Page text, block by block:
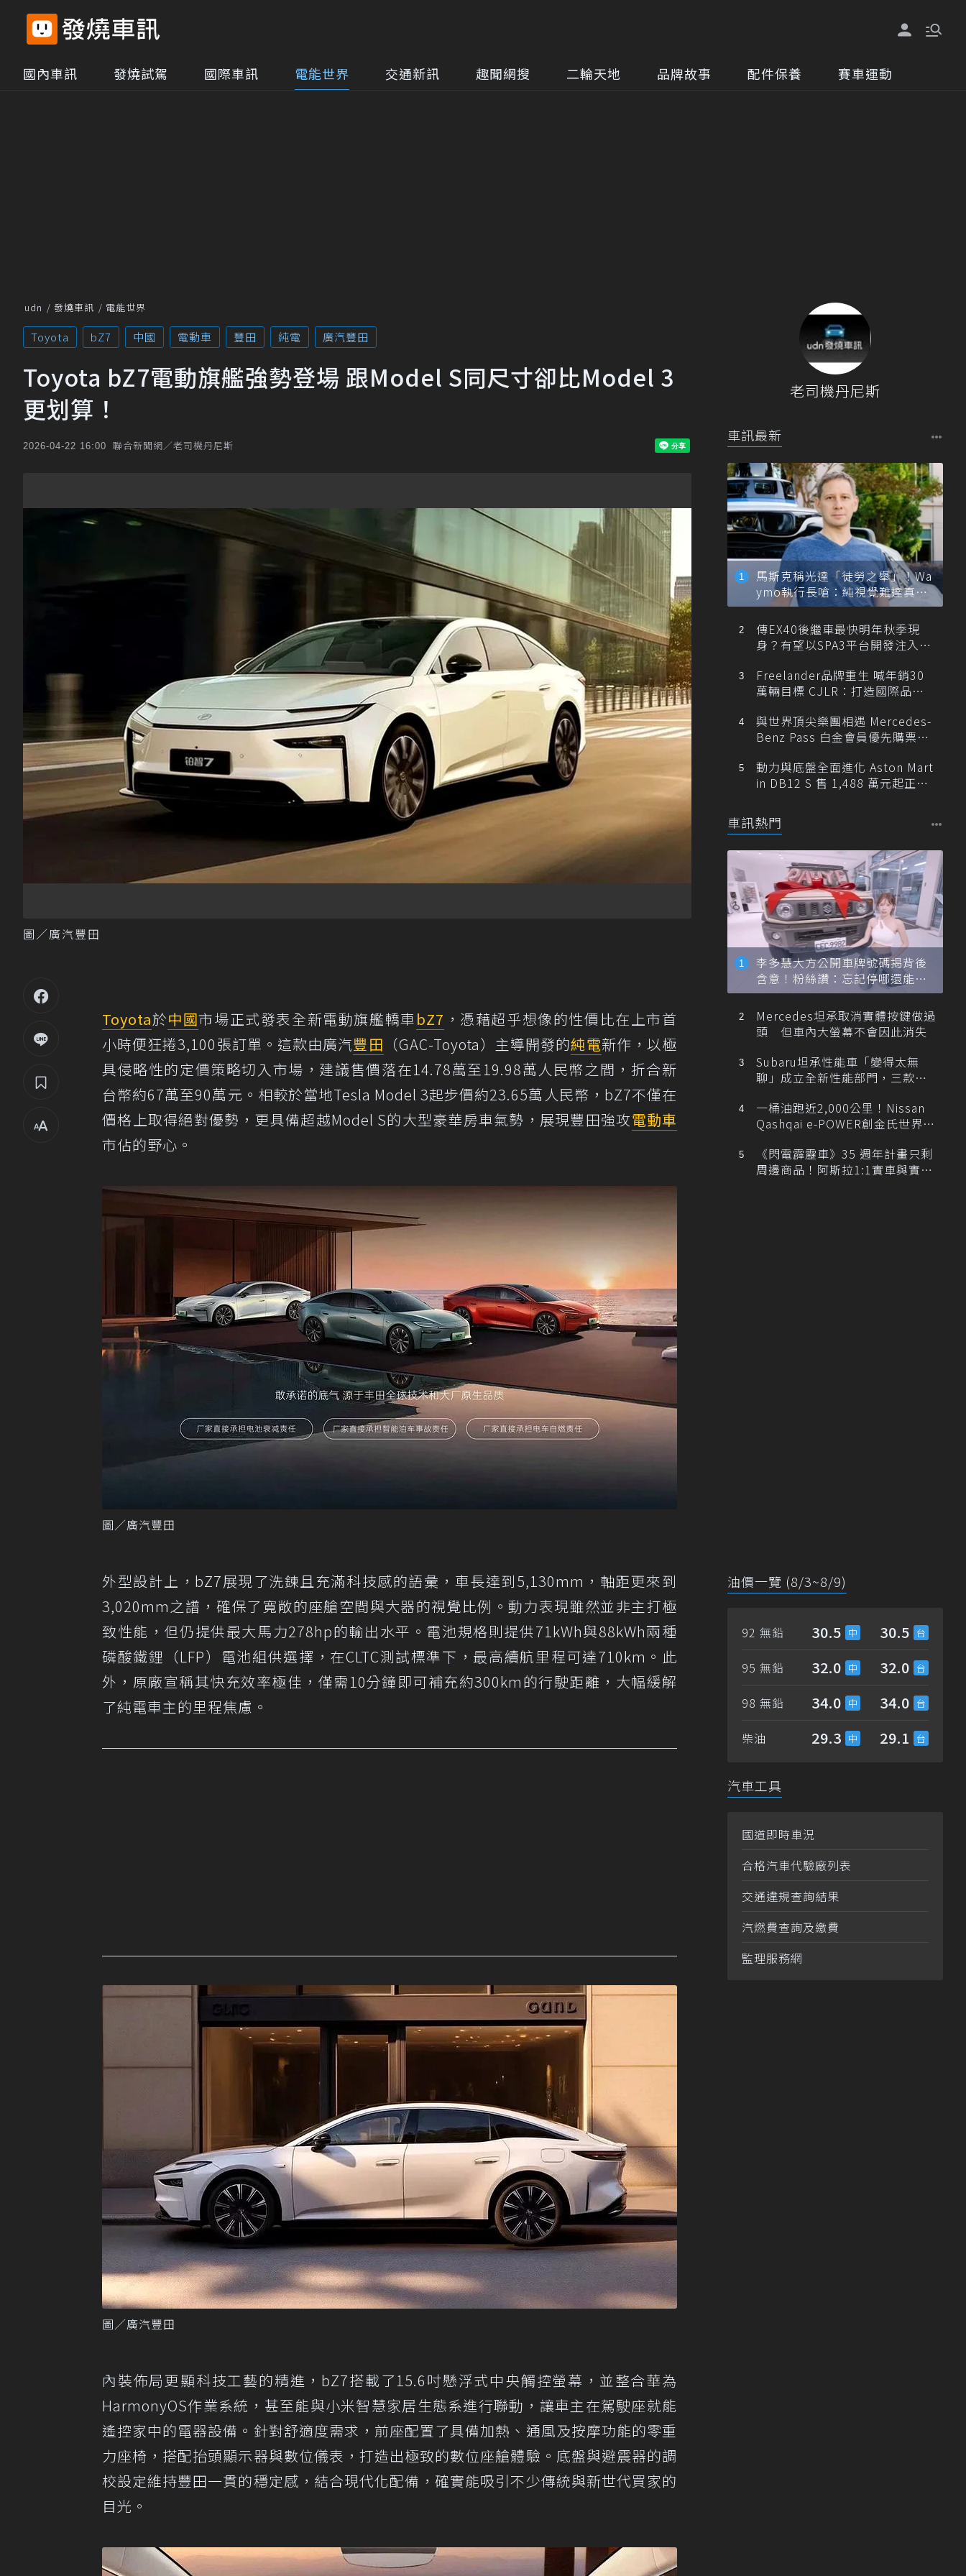
國內車訊 發燒試駕 國際車訊 電能世界 交通新訊 趣聞網搜 二輪天地 品牌故事 配件保養 賽車運動
udn 發燒車訊 電能世界
Toyota bZ7 中國 電動車 豐田 純電 廣汽豐田
Toyota bZ7電動旗艦強勢登場 跟Model S同尺寸卻比Model 3
更划算！
2026-04-22 16:00 聯合新聞網／老司機丹尼斯
圖／廣汽豐田
Toyota於中國市場正式發表全新電動旗艦轎車bZ7 ，憑藉超乎想像的性價比在上市首
小時便狂捲3,100張訂單。這款由廣汽豐田 （GAC-Toyota）主導開發的純電新作，以極
具侵略性的定價策略切入市場，建議售價落在14.78萬至19.98萬人民幣之間，折合新
台幣約67萬至90萬元。相較於當地Tesla Model 3起步價約23.65萬人民幣，bZ7不僅在
價格上取得絕對優勢，更具備超越Model S的大型豪華房車氣勢，展現豐田強攻電動車
市佔的野心。
圖／廣汽豐田
外型設計上，bZ7展現了洗鍊且充滿科技感的語彙，車長達到5,130mm，軸距更來到
3,020mm之譜，確保了寬敞的座艙空間與大器的視覺比例。動力表現雖然並非主打極
致性能，但仍提供最大馬力278hp的輸出水平。電池規格則提供71kWh與88kWh兩種
磷酸鐵鋰（LFP）電池組供選擇，在CLTC測試標準下，最高續航里程可達710km。此
外，原廠宣稱其快充效率極佳，僅需10分鐘即可補充約300km的行駛距離，大幅緩解
了純電車主的里程焦慮。
圖／廣汽豐田
內裝佈局更顯科技工藝的精進，bZ7搭載了15.6吋懸浮式中央觸控螢幕，並整合華為
HarmonyOS作業系統，甚至能與小米智慧家居生態系進行聯動，讓車主在駕駛座就能
遙控家中的電器設備。針對舒適度需求，前座配置了具備加熱、通風及按摩功能的零重
力座椅，搭配抬頭顯示器與數位儀表，打造出極致的數位座艙體驗。底盤與避震器的調
校設定維持豐田一貫的穩定感，結合現代化配備，確實能吸引不少傳統與新世代買家的
目光。
老司機丹尼斯
車訊最新
馬斯克稱光達「徒勞之舉」！Wa
ymo執行長嗆：純視覺難達真正
自動駕駛
傳EX40後繼車最快明年秋季現
身？有望以SPA3平台開發注入80
Freelander品牌重生 喊年銷30
萬輛目標 CJLR：打造國際品牌
與世界頂尖樂團相遇 Mercedes-
Benz Pass 白金會員優先購票維
動力與底盤全面進化 Aston Mart
in DB12 S 售 1,488 萬元起正式
車訊熱門
李多慧大方公開車牌號碼揭背後
含意！粉絲讚：忘記停哪還能幫
忙找車
Mercedes坦承取消實體按鍵做過
頭 但車內大螢幕不會因此消失
Subaru坦承性能車「變得太無
聊」成立全新性能部門，三款手
一桶油跑近2,000公里！Nissan
Qashqai e-POWER創金氏世界紀
《閃電霹靂車》35 週年計畫只剩
周邊商品！阿斯拉1:1實車與實體
油價一覽 (8/3~8/9)
92 無鉛 30.5 30.5
95 無鉛 32.0 32.0
98 無鉛 34.0 34.0
柴油 29.3 29.1
汽車工具
國道即時車況
合格汽車代驗廠列表
交通違規查詢結果
汽燃費查詢及繳費
監理服務網